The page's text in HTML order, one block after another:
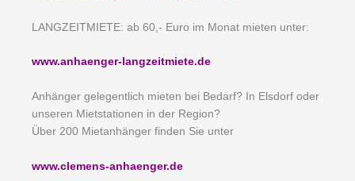
LANGZEITMIETE: ab 60,- Euro im Monat mieten unter:
www.anhaenger-langzeitmiete.de
Anhänger gelegentlich mieten bei Bedarf? In Elsdorf oder
unseren Mietstationen in der Region?
Über 200 Mietanhänger finden Sie unter
www.clemens-anhaenger.de